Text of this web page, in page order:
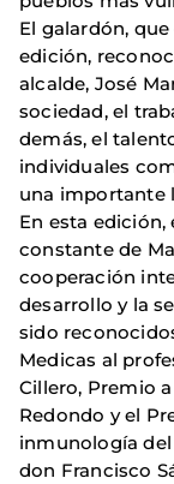
El galardón,
edición,
alcalde, José
sociedad, el
demás, el
individuales
una importante
En esta
constante de
cooperación
desarrollo y la
sido
Medicas al
Cillero, Premio
Redondo y el
inmunología del
don Francisco